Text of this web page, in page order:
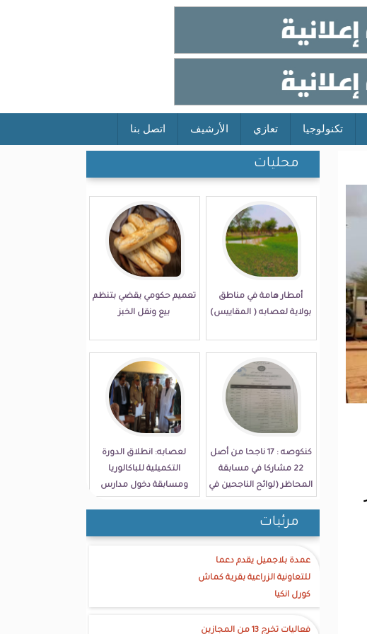
تكنولوجيا تعازي الأرشيف اتصل بنا
محليات
أمطار هامة في مناطق
بولاية لعصابه ( المقاييس)
تعميم حكومي يقضي بتنظم
بيع ونقل الخبز
كنكوصه : 17 ناجحا من أصل
22 مشاركا في مسابقة
المحاظر (لوائح الناجحين في
لعصابه: انطلاق الدورة
التكميلية للباكالوريا
ومسابقة دخول مدارس
مرئيات
عمدة بلاجميل يقدم دعما
للتعاونية الزراعية بقرية كماش
كورل انكيا
فعاليات تخرج 13 من المجازين